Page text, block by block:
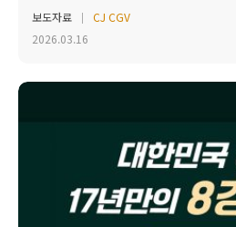
보도자료
CJ CGV
2026.03.16